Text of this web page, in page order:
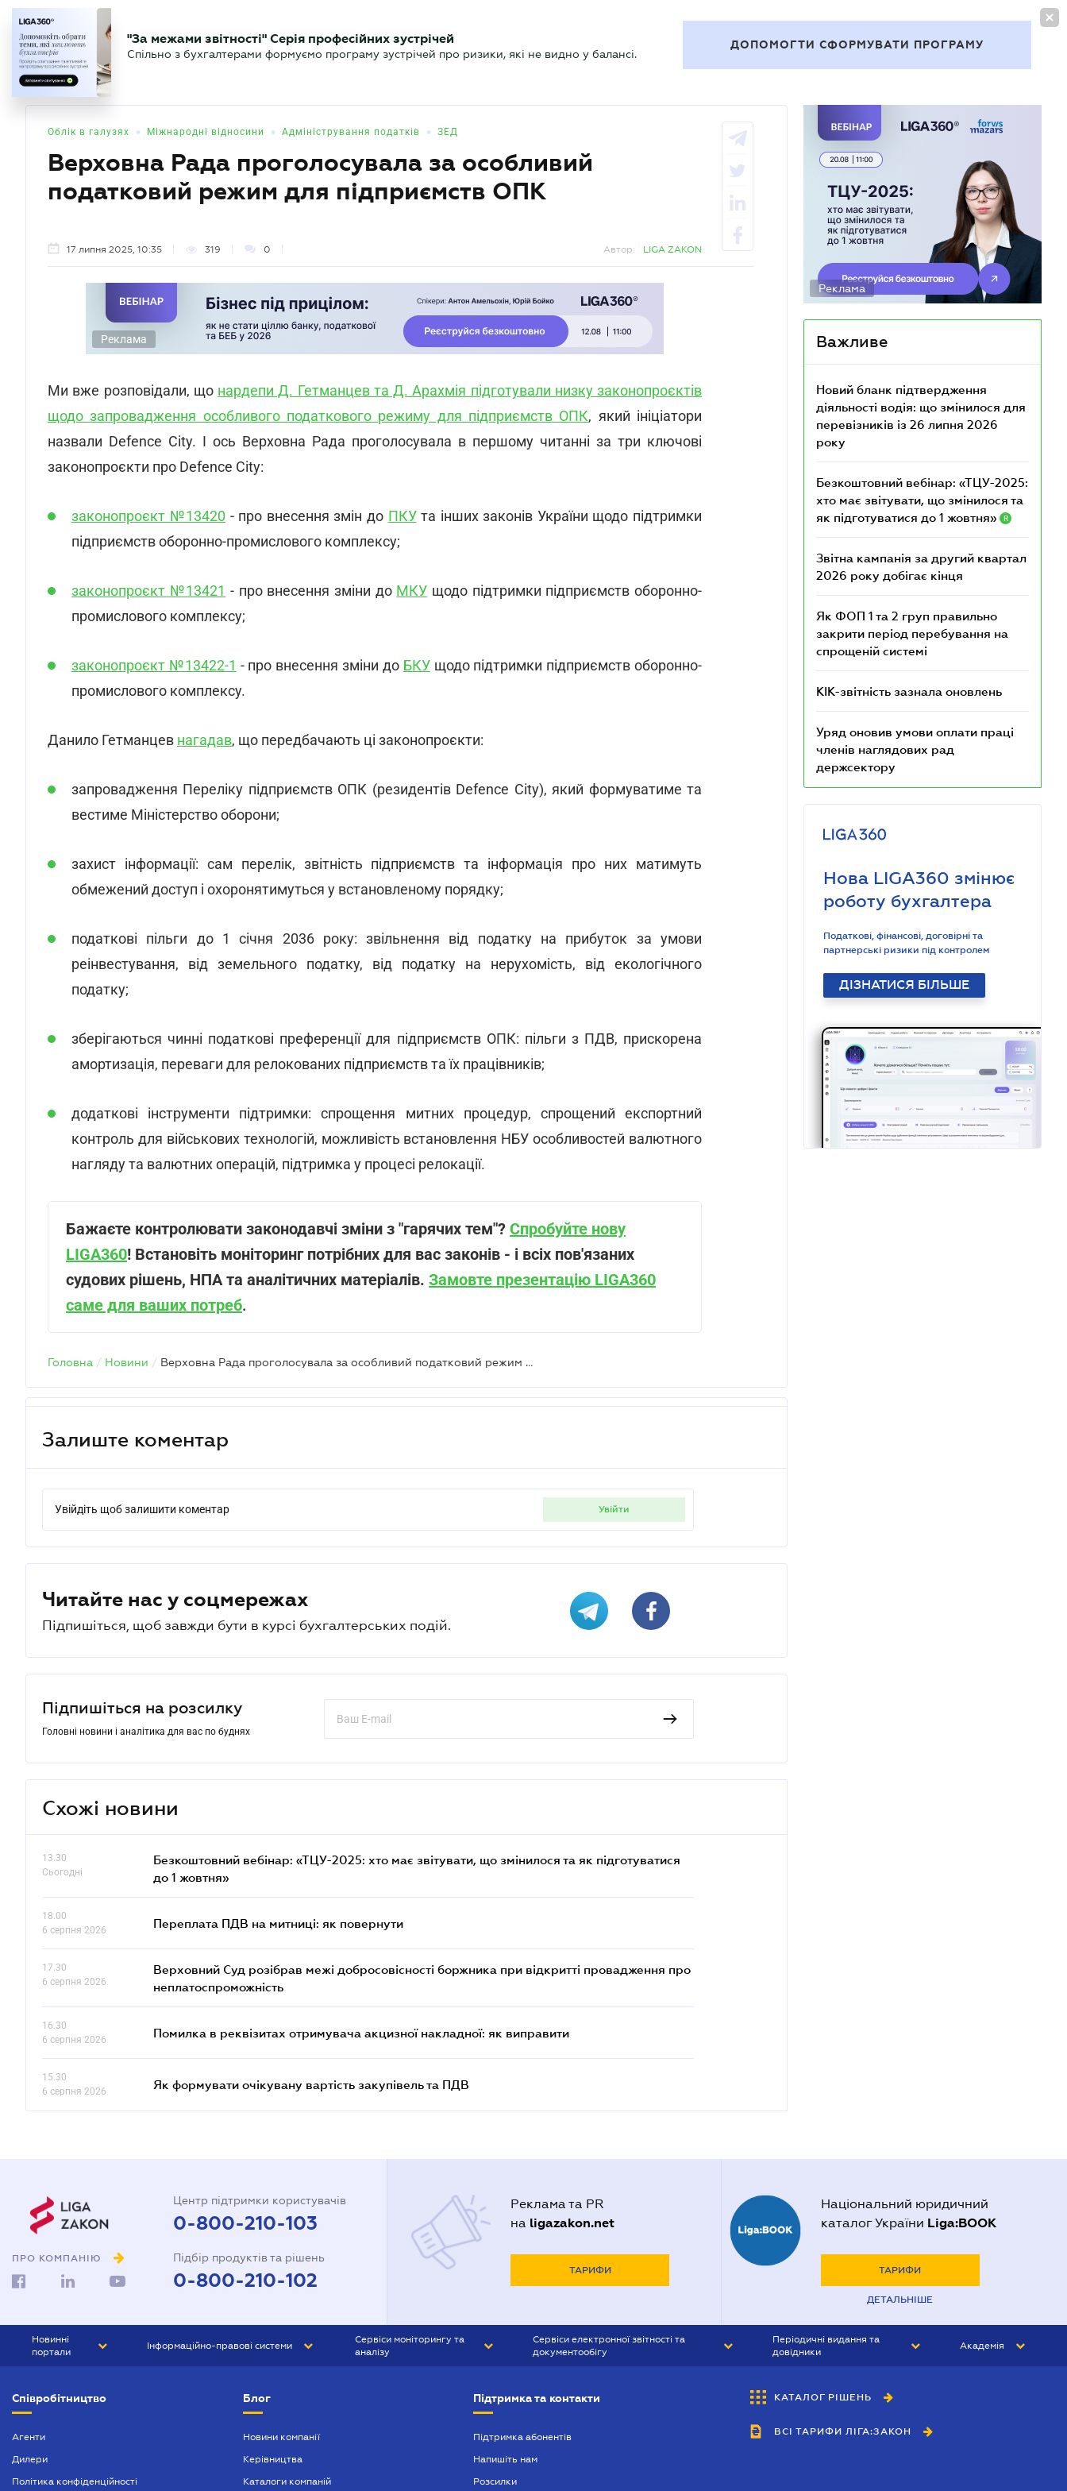
БУХГАЛТЕР Новини Аналітика Календар Актуально
"За межами звітності" Серія професійних зустрічей
Спільно з бухгалтерами формуємо програму зустрічей про ризики, які не видно у балансі.
ДОПОМОГТИ СФОРМУВАТИ ПРОГРАМУ
Облік в галузях • Міжнародні відносини • Адміністрування податків • ЗЕД
Верховна Рада проголосувала за особливий
податковий режим для підприємств ОПК
17 липня 2025, 10:35 319 0 Автор: LIGA ZAKON
Реклама
Ми вже розповідали, що нардепи Д. Гетманцев та Д. Арахмія підготували низку законопроєктів
щодо запровадження особливого податкового режиму для підприємств ОПК, який ініціатори
назвали Defence City. І ось Верховна Рада проголосувала в першому читанні за три ключові
законопроєкти про Defence City:
законопроєкт №13420 - про внесення змін до ПКУта інших законів України щодо підтримки
підприємств оборонно-промислового комплексу;
законопроєкт №13421 - про внесення зміни до МКУ щодо підтримки підприємств оборонно-
промислового комплексу;
законопроєкт №13422-1 - про внесення зміни до БКУщодо підтримки підприємств оборонно-
промислового комплексу.
Данило Гетманцев нагадав, що передбачають ці законопроєкти:
запровадження Переліку підприємств ОПК (резидентів Defence City), який формуватиме та
вестиме Міністерство оборони;
захист інформації: сам перелік, звітність підприємств та інформація про них матимуть
обмежений доступ і охоронятимуться у встановленому порядку;
податкові пільги до 1 січня 2036 року: звільнення від податку на прибуток за умови
реінвестування, від земельного податку, від податку на нерухомість, від екологічного
податку;
зберігаються чинні податкові преференції для підприємств ОПК: пільги з ПДВ, прискорена
амортизація, переваги для релокованих підприємств та їх працівників;
додаткові інструменти підтримки: спрощення митних процедур, спрощений експортний
контроль для військових технологій, можливість встановлення НБУ особливостей валютного
нагляду та валютних операцій, підтримка у процесі релокації.
Бажаєте контролювати законодавчі зміни з "гарячих тем"? Спробуйте нову
LIGA360! Встановіть моніторинг потрібних для вас законів - і всіх пов'язаних
судових рішень, НПА та аналітичних матеріалів. Замовте презентацію LIGA360
саме для ваших потреб.
Головна / Новини / Верховна Рада проголосувала за особливий податковий режим для підприємств ОПК
Залиште коментар
Увійдіть щоб залишити коментар увійти
Читайте нас у соцмережах
Підпишіться, щоб завжди бути в курсі бухгалтерських подій.
Підпишіться на розсилку
Головні новини і аналітика для вас по буднях
Схожі новини
13.30
Сьогодні
Безкоштовний вебінар: «ТЦУ-2025: хто має звітувати, що змінилося та як підготуватися
до 1 жовтня»
18.00
6 серпня 2026
Переплата ПДВ на митниці: як повернути
17.30
6 серпня 2026
Верховний Суд розібрав межі добросовісності боржника при відкритті провадження про
неплатоспроможність
16.30
6 серпня 2026
Помилка в реквізитах отримувача акцизної накладної: як виправити
15.30
6 серпня 2026
Як формувати очікувану вартість закупівель та ПДВ
Реклама
Важливе
Новий бланк підтвердження
діяльності водія: що змінилося для
перевізників із 26 липня 2026
року
Безкоштовний вебінар: «ТЦУ-2025:
хто має звітувати, що змінилося та
як підготуватися до 1 жовтня»
R
Звітна кампанія за другий квартал
2026 року добігає кінця
Як ФОП 1 та 2 груп правильно
закрити період перебування на
спрощеній системі
КІК-звітність зазнала оновлень
Уряд оновив умови оплати праці
членів наглядових рад
держсектору
Нова LIGA360 змінює
роботу бухгалтера
Податкові, фінансові, договірні та
партнерські ризики під контролем
ДІЗНАТИСЯ БІЛЬШЕ
ПРО КОМПАНІЮ
Центр підтримки користувачів
0-800-210-103
Підбір продуктів та рішень
0-800-210-102
Реклама та PR
на ligazakon.net
ТАРИФИ
Національний юридичний
каталог України Liga:BOOK
ТАРИФИ
ДЕТАЛЬНІШЕ
Новинні
портали
БІЗНЕС
Інформаційно-правові системи
БУХГАЛТЕР ПРОФ
Сервіси моніторингу та
аналізу
Сервіси електронної звітності та
документообігу
Періодичні видання та
довідники
БУХГАЛТЕР&ЗАКОН
ВІСНИК МСФЗ
Академія
Співробітництво
Агенти
Дилери
Політика конфіденційності
Блог
Новини компанії
Керівництва
Каталоги компаній
Підтримка та контакти
Підтримка абонентів
Напишіть нам
Розсилки
КАТАЛОГ РІШЕНЬ
ВСІ ТАРИФИ ЛІГА:ЗАКОН